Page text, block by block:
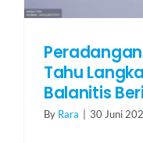
Tahu
Balanitis
By Rara 30 Juni